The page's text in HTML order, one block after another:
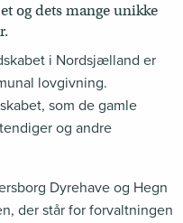
og dets mange unikke
i Nordsjælland er
lovgivning.
som de gamle
og andre
Dyrehave og Hegn
der står for forvaltningen